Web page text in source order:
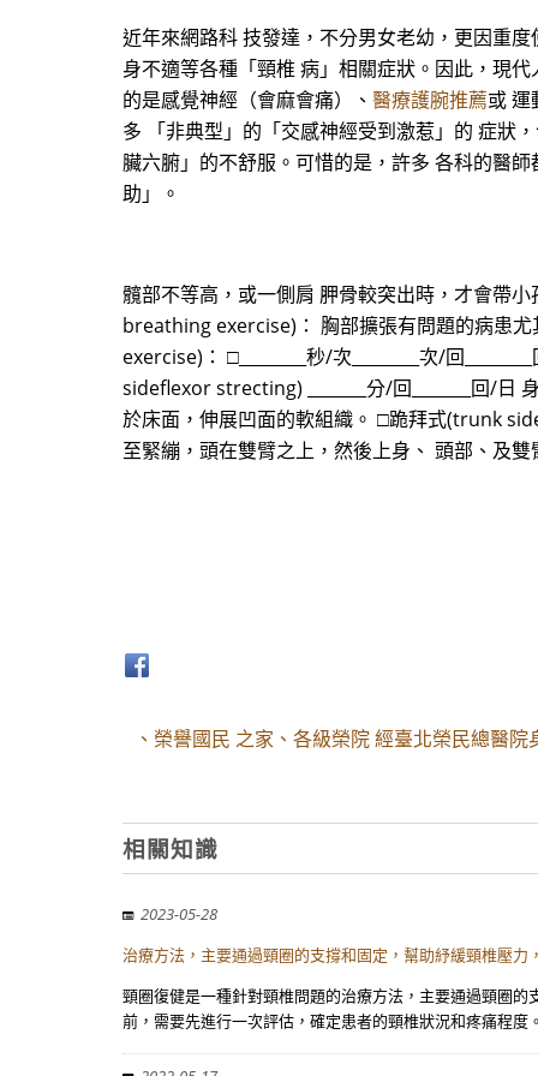
近年來網路科 技發達，不分男女老幼，更因重
身不適等各種「頸椎 病」相關症狀。因此，現
的是感覺神經（會麻會痛）、 醫療護腕推薦或 運
多 「非典型」的「交感神經受到激惹」的 症狀
臟六腑」的不舒服。可惜的是，許多 各科的醫
助」。
髖部不等高，或一側肩 胛骨較突出時，才會帶
breathing exercise)： 胸部擴張有問題的病患
exercise)： □________秒/次________次/回
sideflexor strecting) _______分/回_______回/
於床面，伸展凹面的軟組織。 □跪拜式(trunk
至緊繃，頭在雙臂之上，然後上身、 頭部、及
、榮譽國民 之家、各級榮院 經臺北榮民總醫
相關知識
2023-05-28
治療方法，主要通過頸圈的支撐和固定，幫助紓緩頸椎壓
頸圈復健是一種針對頸椎問題的治療方法，主要通過頸圈
前，需要先進行一次評估，確定患者的頸椎狀況和疼痛程度